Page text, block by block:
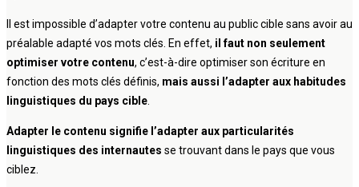
Il est impossible d’adapter votre contenu au public cible sans avoir au
préalable adapté vos mots clés. En effet, il faut non seulement
optimiser votre contenu, c’est-à-dire optimiser son écriture en
fonction des mots clés définis, mais aussi l’adapter aux habitudes
linguistiques du pays cible
Adapter le contenu signifie l’adapter aux particularités
linguistiques des internautes se trouvant dans le pays que vous
ciblez.